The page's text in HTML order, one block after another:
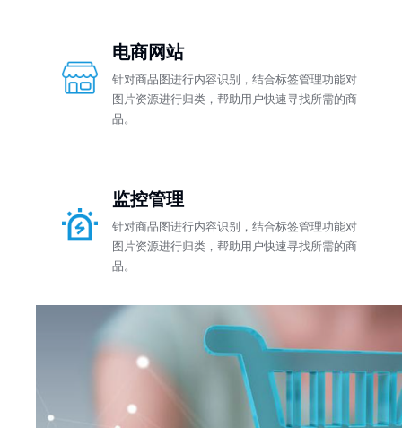
电商网站
针对商品图进行内容识别，结合标签管理功能对
图片资源进行归类，帮助用户快速寻找所需的商
品。
监控管理
针对商品图进行内容识别，结合标签管理功能对
图片资源进行归类，帮助用户快速寻找所需的商
品。